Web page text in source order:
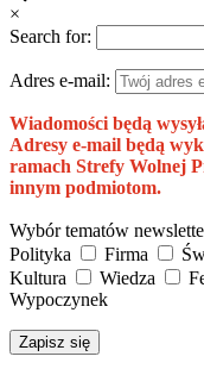
×
Search for:
Adres e-mail:
Wiadomości będą
Adresy e-mail będą
ramach Strefy Wolnej
innym podmiotom.
Wybór tematów
Polityka
Firma
Kultura
Wiedza
Wypoczynek